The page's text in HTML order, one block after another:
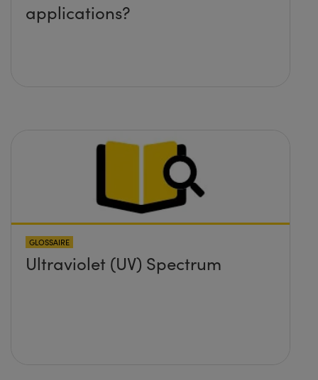
applications?
GLOSSAIRE
Ultraviolet (UV) Spectrum